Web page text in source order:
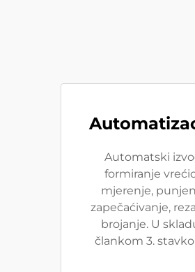
Automatski
formiranje
mjerenje,
zapečaćivanje,
brojanje. U
člankom 3.